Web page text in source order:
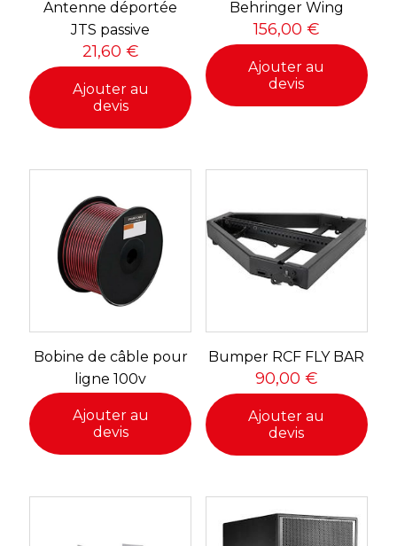
Antenne déportée
JTS passive
21,60 €
Ajouter au
devis
Behringer Wing
156,00 €
Ajouter au
devis
Bobine de câble pour
ligne 100v
Ajouter au
devis
Bumper RCF FLY BAR
90,00 €
Ajouter au
devis